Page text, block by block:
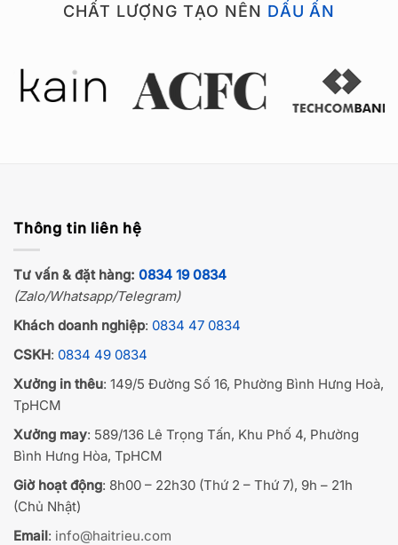
CHẤT LƯỢNG TẠO NÊN DẤU ẤN
Thông tin liên hệ
Tư vấn & đặt hàng: 0834 19 0834
(Zalo/Whatsapp/Telegram)
Khách doanh nghiệp: 0834 47 0834
CSKH: 0834 49 0834
Xưởng in thêu: 149/5 Đường Số 16, Phường Bình Hưng Hoà,
TpHCM
Xưởng may: 589/136 Lê Trọng Tấn, Khu Phố 4, Phường
Bình Hưng Hòa, TpHCM
Giờ hoạt động: 8h00 – 22h30 (Thứ 2 – Thứ 7), 9h – 21h
(Chủ Nhật)
Email: info@haitrieu.com